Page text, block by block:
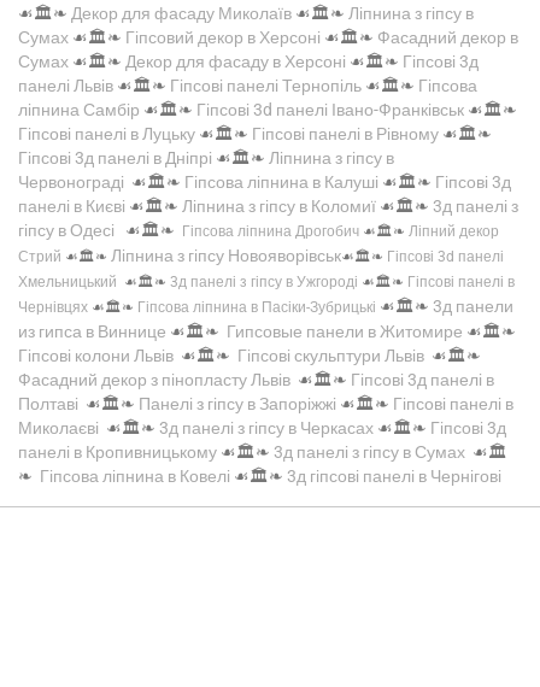
☙🏛️❧ Декор для фасаду Миколаїв ☙🏛️❧ Ліпнина з гіпсу в
Сумах ☙🏛️❧ Гіпсовий декор в Херсоні ☙🏛️❧ Фасадний декор в
Сумах ☙🏛️❧ Декор для фасаду в Херсоні ☙🏛️❧ Гіпсові 3д
панелі Львів ☙🏛️❧ Гіпсові панелі Тернопіль ☙🏛️❧ Гіпсова
ліпнина Самбір ☙🏛️❧ Гіпсові 3d панелі Івано-Франківськ ☙🏛️❧
Гіпсові панелі в Луцьку ☙🏛️❧ Гіпсові панелі в Рівному ☙🏛️❧
Гіпсові 3д панелі в Дніпрі ☙🏛️❧ Ліпнина з гіпсу в
Червонограді ☙🏛️❧ Гіпсова ліпнина в Калуші ☙🏛️❧ Гіпсові 3д
панелі в Києві ☙🏛️❧ Ліпнина з гіпсу в Коломиї ☙🏛️❧ 3д панелі з
гіпсу в Одесі ☙🏛️❧ Гіпсова ліпнина Дрогобич ☙🏛️❧ Ліпний декор
Стрий ☙🏛️❧ Ліпнина з гіпсу Новояворівськ☙🏛️❧ Гіпсові 3d панелі
Хмельницький ☙🏛️❧ 3д панелі з гіпсу в Ужгороді ☙🏛️❧ Гіпсові панелі в
Чернівцях ☙🏛️❧ Гіпсова ліпнина в Пасіки-Зубрицькі ☙🏛️❧ 3д панели
из гипса в Виннице ☙🏛️❧ Гипсовые панели в Житомире ☙🏛️❧
Гіпсові колони Львів ☙🏛️❧ Гіпсові скульптури Львів ☙🏛️❧
Фасадний декор з пінопласту Львів ☙🏛️❧ Гіпсові 3д панелі в
Полтаві ☙🏛️❧ Панелі з гіпсу в Запоріжжі ☙🏛️❧ Гіпсові панелі в
Миколаєві ☙🏛️❧ 3д панелі з гіпсу в Черкасах ☙🏛️❧ Гіпсові 3д
панелі в Кропивницькому ☙🏛️❧ 3д панелі з гіпсу в Сумах ☙🏛️
❧ Гіпсова ліпнина в Ковелі ☙🏛️❧ 3д гіпсові панелі в Чернігові